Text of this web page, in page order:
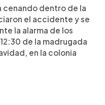
cenando dentro de la
el accidente y se
la alarma de los
de la madrugada
en la colonia